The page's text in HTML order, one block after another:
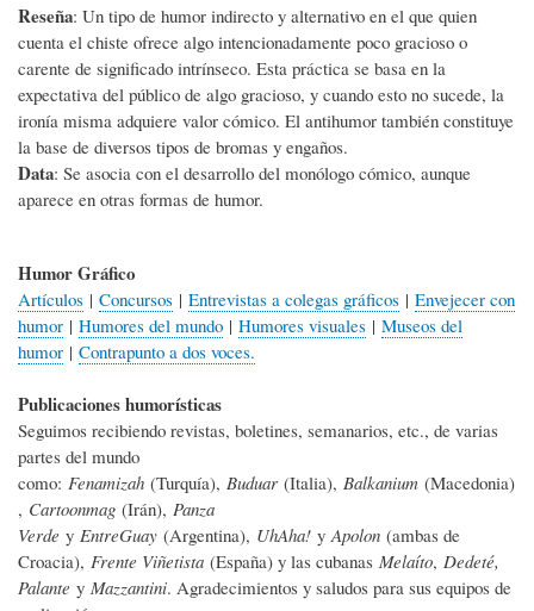
Reseña: Un tipo de humor indirecto y alternativo en el que quien
cuenta el chiste ofrece algo intencionadamente poco gracioso o
carente de significado intrínseco. Esta práctica se basa en la
expectativa del público de algo gracioso, y cuando esto no sucede, la
ironía misma adquiere valor cómico. El antihumor también constituye
la base de diversos tipos de bromas y engaños.
Data: Se asocia con el desarrollo del monólogo cómico, aunque
aparece en otras formas de humor.
Humor Gráfico
Artículos | Concursos | Entrevistas a colegas gráficos | Envejecer con
humor | Humores del mundo | Humores visuales | Museos del
humor | Contrapunto a dos voces.
Publicaciones humorísticas
Seguimos recibiendo revistas, boletines, semanarios, etc., de varias
partes del mundo
como: Fenamizah (Turquía), Buduar (Italia), Balkanium (Macedonia)
, Cartoonmag (Irán), Panza
Verde y EntreGuay (Argentina), UhAha! y Apolon (ambas de
Croacia), Frente Viñetista (España) y las cubanas Melaíto, Dedeté,
Palante y Mazzantini. Agradecimientos y saludos para sus equipos de